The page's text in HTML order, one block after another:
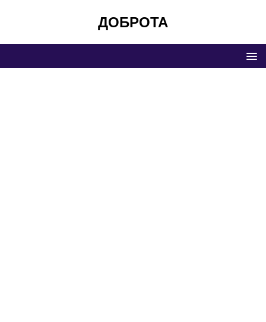
ДОБРОТА